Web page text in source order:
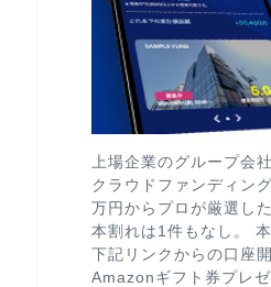
上場企業のグループ会
クラウドファンディン
万円からプロが厳選し
本割れは1件もなし。
下記リンクからの口座
Amazonギフト券プレ